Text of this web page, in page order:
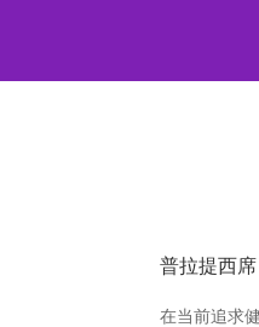
普拉提西
在当前追求